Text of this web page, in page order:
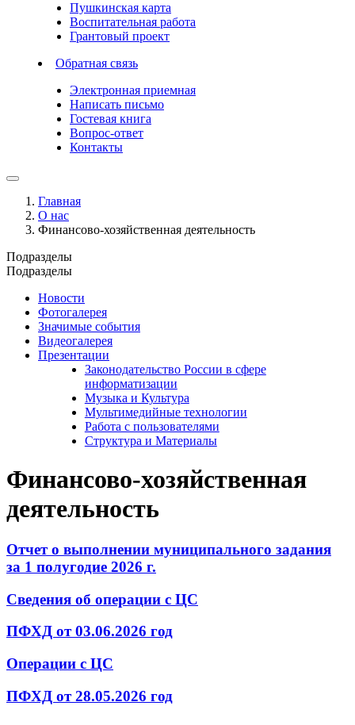
Пушкинская карта
Воспитательная работа
Грантовый проект
Обратная связь
Электронная приемная
Написать письмо
Гостевая книга
Вопрос-ответ
Контакты
Главная
О нас
Финансово-хозяйственная деятельность
Подразделы
Подразделы
Новости
Фотогалерея
Значимые события
Видеогалерея
Презентации
Законодательство России в сфере
информатизации
Музыка и Культура
Мультимедийные технологии
Работа с пользователями
Структура и Материалы
Финансово-хозяйственная
деятельность
Отчет о выполнении муниципального задания
за 1 полугодие 2026 г.
Сведения об операции с ЦС
ПФХД от 03.06.2026 год
Операции с ЦС
ПФХД от 28.05.2026 год